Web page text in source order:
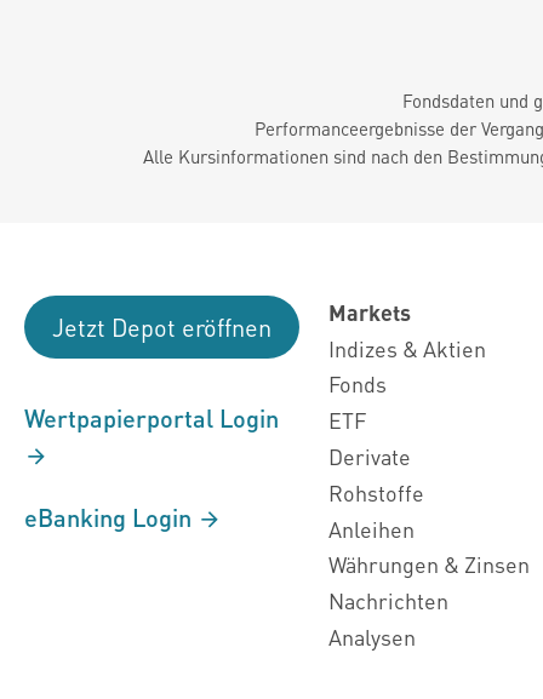
Fondsdaten und
Performanceergebnisse der
Alle Kursinformationen sind nach den
Jetzt Depot eröffnen
Wertpapierportal Login
eBanking Login
Markets
Indizes & Aktien
Fonds
ETF
Derivate
Rohstoffe
Anleihen
Währungen & Zinsen
Nachrichten
Analysen